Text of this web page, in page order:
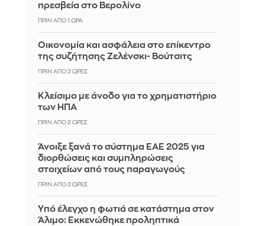
πρεσβεία στο Βερολίνο
ΠΡΙΝ ΑΠΌ 1 ΏΡΑ
Οικονομία και ασφάλεια στο επίκεντρο
της συζήτησης Ζελένσκι- Βούτσιτς
ΠΡΙΝ ΑΠΌ 2 ΏΡΕΣ
Κλείσιμο με άνοδο για το χρηματιστήριο
των ΗΠΑ
ΠΡΙΝ ΑΠΌ 2 ΏΡΕΣ
Άνοιξε ξανά το σύστημα ΕΑΕ 2025 για
διορθώσεις και συμπληρώσεις
στοιχείων από τους παραγωγούς
ΠΡΙΝ ΑΠΌ 2 ΏΡΕΣ
Yπό έλεγχο η φωτιά σε κατάστημα στον
Άλιμο: Εκκενώθηκε προληπτικά